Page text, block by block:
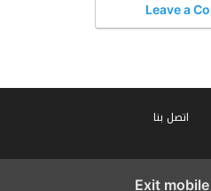
Leave a
اتصل بنا
Exit